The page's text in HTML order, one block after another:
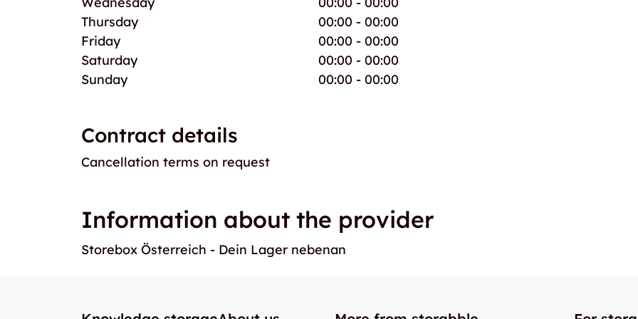
Thursday
00:00 - 00:00
Friday
00:00 - 00:00
Saturday
00:00 - 00:00
Sunday
00:00 - 00:00
Contract details
Cancellation terms on request
Information about the provider
Storebox Österreich - Dein Lager nebenan